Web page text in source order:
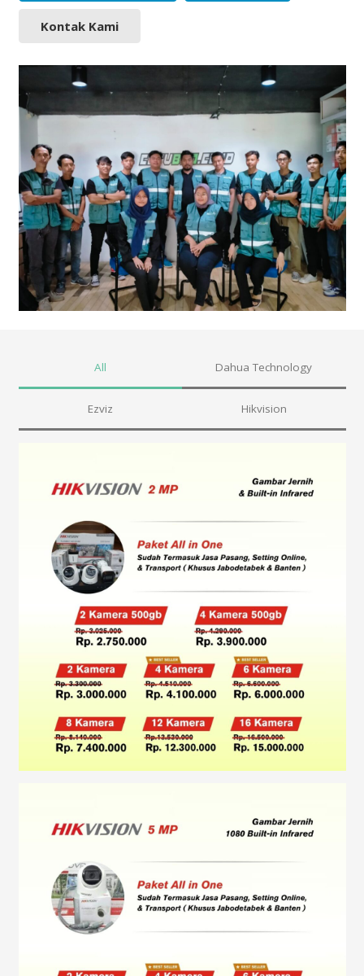
Kontak Kami
All Dahua Technology
Ezviz Hikvision